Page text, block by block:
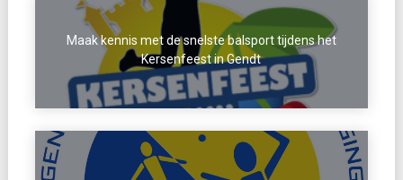
Maak kennis met de snelste balsport tijdens het
Kersenfeest in Gendt